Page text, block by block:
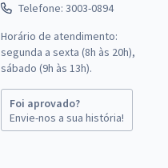
Telefone: 3003-0894
Horário de atendimento:
segunda a sexta (8h às 20h),
sábado (9h às 13h).
Foi aprovado?
Envie-nos a sua história!